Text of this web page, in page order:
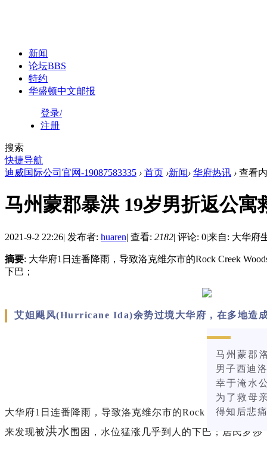
新闻
论坛BBS
特约
华盛顿中文邮报
登录/
注册
搜索
快捷导航
迪威国际公司官网-19087583335 › 首页 ›新闻› 华府热讯 › 查看
马州蒙郡暴洪 19岁男折返公寓
2021-9-2 22:26| 发布者: huaren| 查看: 2182| 评论: 0|来自: 大华府
摘要: 大华府1日连番降雨，导致洛克维尔市的Rock Creek
下巴；
艾妲飓风(Hurricane Ida)余势过境大华府，在多地造
马州蒙郡
男子西迪
幸于淹水
为了救母
得知后悲
大华府1日连番降雨，导致洛克维尔市的Rock Creek
来发现被洪水 围困，水位猛涨几乎到人的下巴；居民罗莎